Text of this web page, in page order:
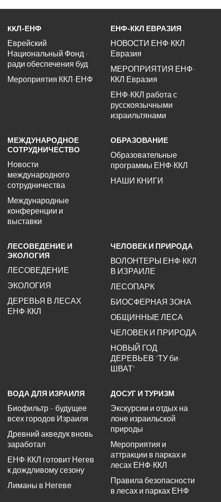
KKЛ-ЕНФ
Еврейский
Национальный Фонд -
ради обеспечения буд
Мероприятия ККЛ-ЕНФ
ЕНФ-ККЛ ЕВРАЗИЯ
НОВОСТИ ЕНФ-ККЛ
Евразия
МЕРОПРИЯТИЯ ЕНФ-
ККЛ Евразия
ЕНФ-ККЛ работа с
русскоязычными
израильтянами
МЕЖДУНАРОДНОЕ
СОТРУДНИЧЕСТВО
Новости
международного
сотрудничества
Международные
конференции и
выставки
ОБРАЗОВАНИЕ
Образовательные
программы ЕНФ-ККЛ
НАШИ КНИГИ
ЛЕСОВЕДЕНИЕ И
ЭКОЛОГИЯ
ЛЕСОВЕДЕНИЕ
ЭКОЛОГИЯ
ДЕРЕВЬЯ В ЛЕСАХ
ЕНФ-ККЛ
ЧЕЛОВЕК И ПРИРОДА
ВОЛОНТЕРЫ ЕНФ-ККЛ
В ИЗРАИЛЕ
ЛЕСОПАРК
БИОСФЕРНАЯ ЗОНА
ОБЩИННЫЕ ЛЕСА
ЧЕЛОВЕК И ПРИРОДА
НОВЫЙ ГОД
ДЕРЕВЬЕВ "ТУ би-
ШВАТ"
ВОДА ДЛЯ ИЗРАИЛЯ
Биофильтр – будущее
всех городов Израиля
Древний акведук вновь
заработал
ЕНФ-ККЛ готовит Негев
к дождливому сезону
Лиманы в Негеве
ДОСУГ И ТУРИЗМ
Экскурсии и отдых на
лоне израильской
природы
Мероприятия и
аттракции в парках и
лесах ЕНФ-ККЛ
Правила безопасности
в лесах и парках ЕНФ